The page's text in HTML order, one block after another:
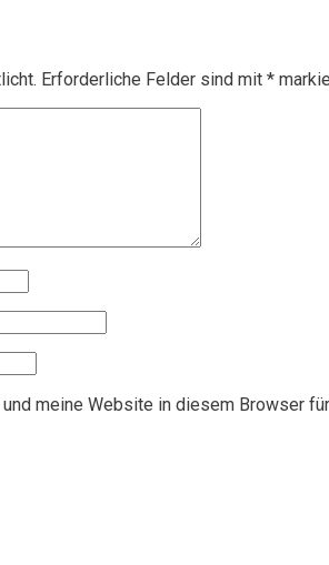
Erforderliche Felder sind mit *
meine Website in diesem Browser